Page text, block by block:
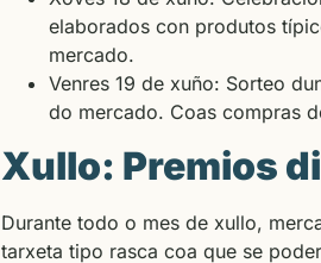
elaborados con produtos
mercado.
Venres 19 de xuño: Sorteo
do mercado. Coas compras
Xullo: Premios
Durante todo o mes de xullo,
tarxeta tipo rasca coa que se